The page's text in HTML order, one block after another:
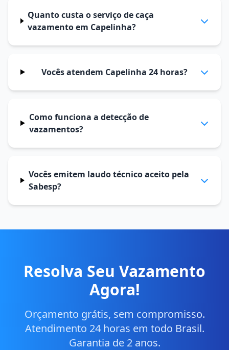
Quanto custa o serviço de caça
vazamento em Capelinha?
Vocês atendem Capelinha 24 horas?
Como funciona a detecção de
vazamentos?
Vocês emitem laudo técnico aceito pela
Sabesp?
Resolva Seu Vazamento
Agora!
Orçamento grátis, sem compromisso.
Atendimento 24 horas em todo Brasil.
Garantia de 2 anos.